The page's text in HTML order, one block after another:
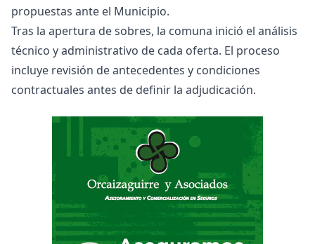
propuestas ante el Municipio.
Tras la apertura de sobres, la comuna inició el análisis
técnico y administrativo de cada oferta. El proceso
incluye revisión de antecedentes y condiciones
contractuales antes de definir la adjudicación.